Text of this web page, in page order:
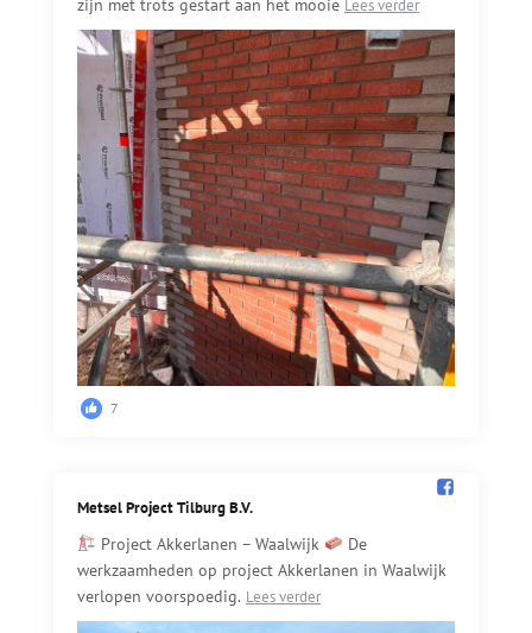
zijn met trots gestart aan het mooie Lees verder
7
Metsel Project Tilburg B.V.️
Project Akkerlanen – Waalwijk
De
werkzaamheden op project Akkerlanen in Waalwijk
verlopen voorspoedig. Lees verder